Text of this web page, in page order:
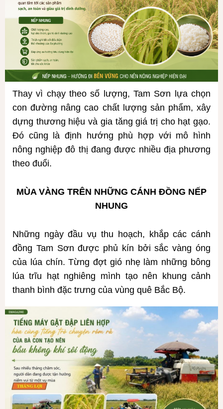
Thay vì chạy theo số lượng, Tam Sơn lựa chọn
con đường nâng cao chất lượng sản phẩm, xây
dựng thương hiệu và gia tăng giá trị cho hạt gạo.
Đó cũng là định hướng phù hợp với mô hình
nông nghiệp đô thị đang được nhiều địa phương
theo đuổi.
MÙA VÀNG TRÊN NHỮNG CÁNH ĐỒNG NẾP
NHUNG
Những ngày đầu vụ thu hoạch, khắp các cánh
đồng Tam Sơn được phủ kín bởi sắc vàng óng
của lúa chín. Từng đợt gió nhẹ làm những bông
lúa trĩu hạt nghiêng mình tạo nên khung cảnh
thanh bình đặc trưng của vùng quê Bắc Bộ.